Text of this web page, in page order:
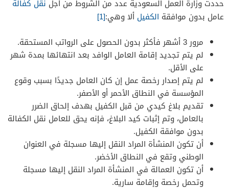
حددت وزارة العمل السعودية عدد من الشروط من أجل نقل كفالة
عامل بدون موافقة الكفيل ألا وهي:[1]
مرور 3 أشهر فأكثر بدون الحصول على الرواتب المستحقة.
لم يتم تجديد إقامة العامل الوافد بعد انتهائها بمدة شهر
على الأقل.
لم يتم إصدار رخصة عمل إن كان العامل جديدًا بسبب وقوع
المؤسسة في النطاق الأحمر أو الأصفر.
تقديم بلاغ كيدي من قبل الكفيل بهدف إلحاق الضرر
بالعامل، وتم إثبات كيد البلاغ، فإنه يحق للعامل نقل الكفالة
بدون موافقة الكفيل.
أن تكون المنشأة المراد النقل إليها مسجلة في العنوان
الوطني وتقع في النطاق الأخضر.
أن تكون العمالة في المنشأة المراد النقل إليها مسجلة
وتحمل رخصة وإقامة سارية.